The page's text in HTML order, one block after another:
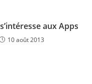
aux Apps
10 août 2013